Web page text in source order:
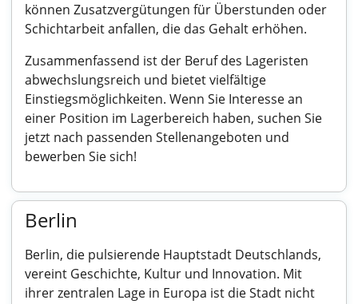
können Zusatzvergütungen für Überstunden oder
Schichtarbeit anfallen, die das Gehalt erhöhen.
Zusammenfassend ist der Beruf des Lageristen
abwechslungsreich und bietet vielfältige
Einstiegsmöglichkeiten. Wenn Sie Interesse an
einer Position im Lagerbereich haben, suchen Sie
jetzt nach passenden Stellenangeboten und
bewerben Sie sich!
Berlin
Berlin, die pulsierende Hauptstadt Deutschlands,
vereint Geschichte, Kultur und Innovation. Mit
ihrer zentralen Lage in Europa ist die Stadt nicht